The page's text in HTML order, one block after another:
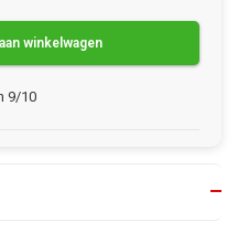
winkelwagen
9/10